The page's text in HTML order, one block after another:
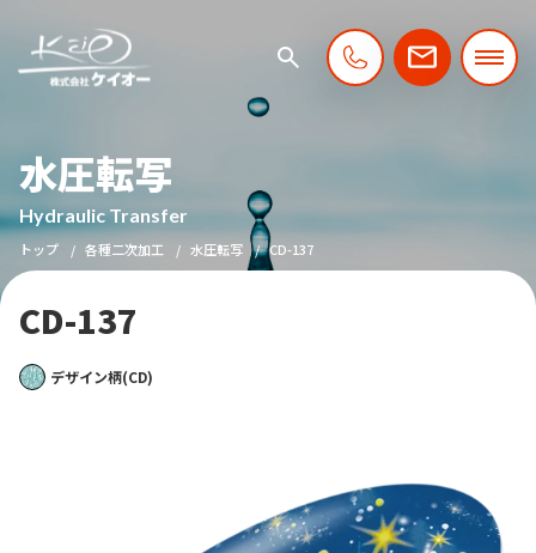
水圧転写
Hydraulic Transfer
トップ 各種二次加工 水圧転写 CD-137
CD-137
デザイン柄(CD)